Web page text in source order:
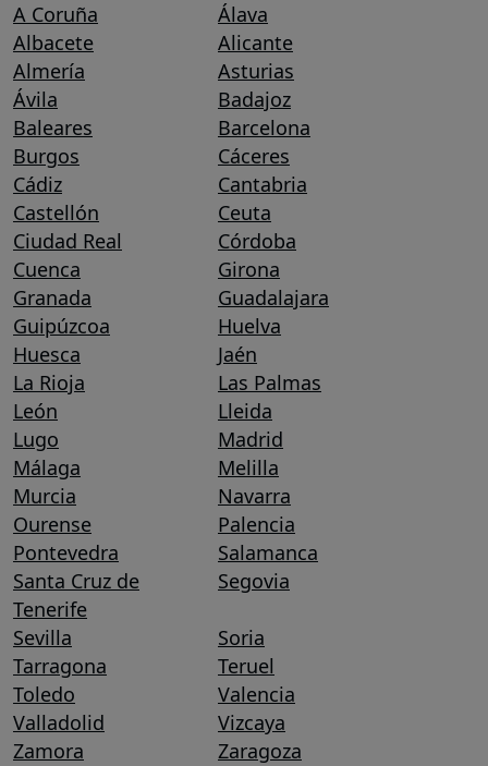
A Coruña
Álava
Albacete
Alicante
Almería
Asturias
Ávila
Badajoz
Baleares
Barcelona
Burgos
Cáceres
Cádiz
Cantabria
Castellón
Ceuta
Ciudad Real
Córdoba
Cuenca
Girona
Granada
Guadalajara
Guipúzcoa
Huelva
Huesca
Jaén
La Rioja
Las Palmas
León
Lleida
Lugo
Madrid
Málaga
Melilla
Murcia
Navarra
Ourense
Palencia
Pontevedra
Salamanca
Santa Cruz de
Tenerife
Segovia
Sevilla
Soria
Tarragona
Teruel
Toledo
Valencia
Valladolid
Vizcaya
Zamora
Zaragoza